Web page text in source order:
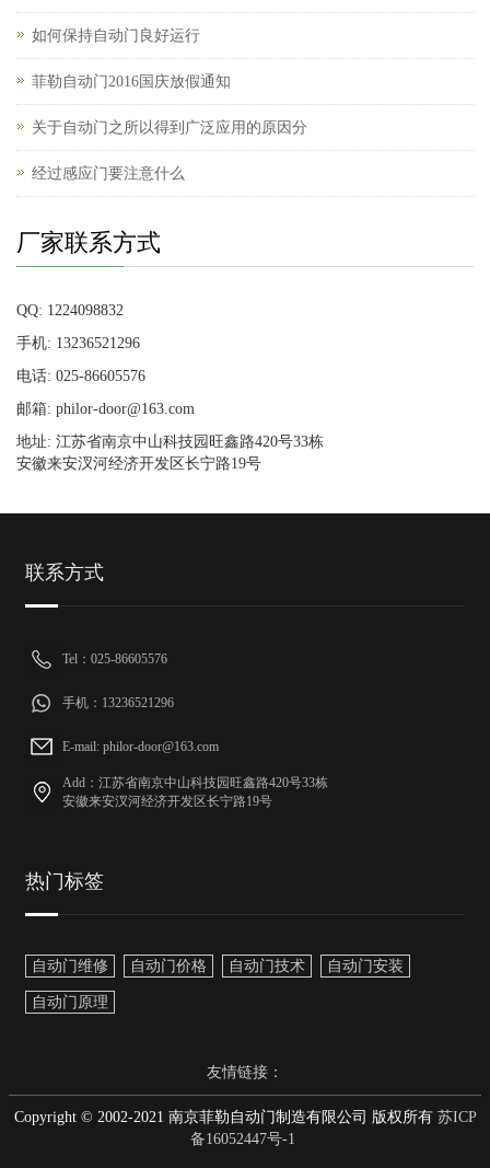
如何保持自动门良好运行
菲勒自动门2016国庆放假通知
关于自动门之所以得到广泛应用的原因分
经过感应门要注意什么
厂家联系方式
QQ: 1224098832
手机: 13236521296
电话: 025-86605576
邮箱: philor-door@163.com
地址: 江苏省南京中山科技园旺鑫路420号33栋
安徽来安汊河经济开发区长宁路19号
联系方式
Tel：025-86605576
手机：13236521296
E-mail: philor-door@163.com
Add：江苏省南京中山科技园旺鑫路420号33栋
安徽来安汊河经济开发区长宁路19号
热门标签
自动门维修 自动门价格 自动门技术 自动门安装
自动门原理
友情链接：
Copyright © 2002-2021 南京菲勒自动门制造有限公司 版权所有苏ICP
备16052447号-1